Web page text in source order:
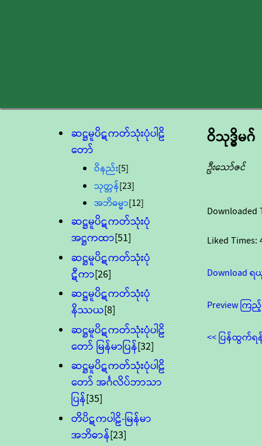
ဆဋ္ဌမူပိဋကတ်သုံးပုံပါဠိ
တော်
ဝိနည်း[5]
သုတ္တန်[23]
အဘိဓမ္မာ[12]
ဆဋ္ဌမူပိဋကတ်သုံးပုံ
အဋ္ဌကထာ[51]
ဆဋ္ဌမူပိဋကတ်သုံးပုံ
ဋီကာ[26]
ဆဋ္ဌမူပိဋကတ်သုံးပုံ
နိဿယ[8]
ဆဋ္ဌမူပိဋကတ်သုံးပုံပါဠိ
တော် မြန်မာပြန်[32]
ဆဋ္ဌမူပိဋကတ်သုံးပုံပါဠိ
တော် အင်္ဂလိပ်ဘာသာ
ပြန်[35]
တိပိဋကပါဠိ-မြန်မာ
အဘိဓာန်[23]
ဝိသုဒ္ဓိမဂ်
ဦးသော်ဇင်
Downloaded
Liked Times:
Download
Preview ကြ
<< ပြန်ထွက်ရ